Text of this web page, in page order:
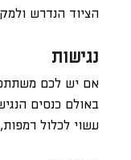
הציוד הנדרש
נגישות
אם יש לכם
באולם כנסים
עשוי לכלול